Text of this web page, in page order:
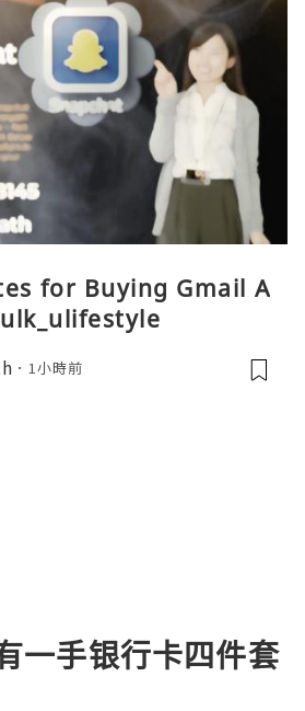
for Buying Gmail A
1小時前
一手银行卡四件套